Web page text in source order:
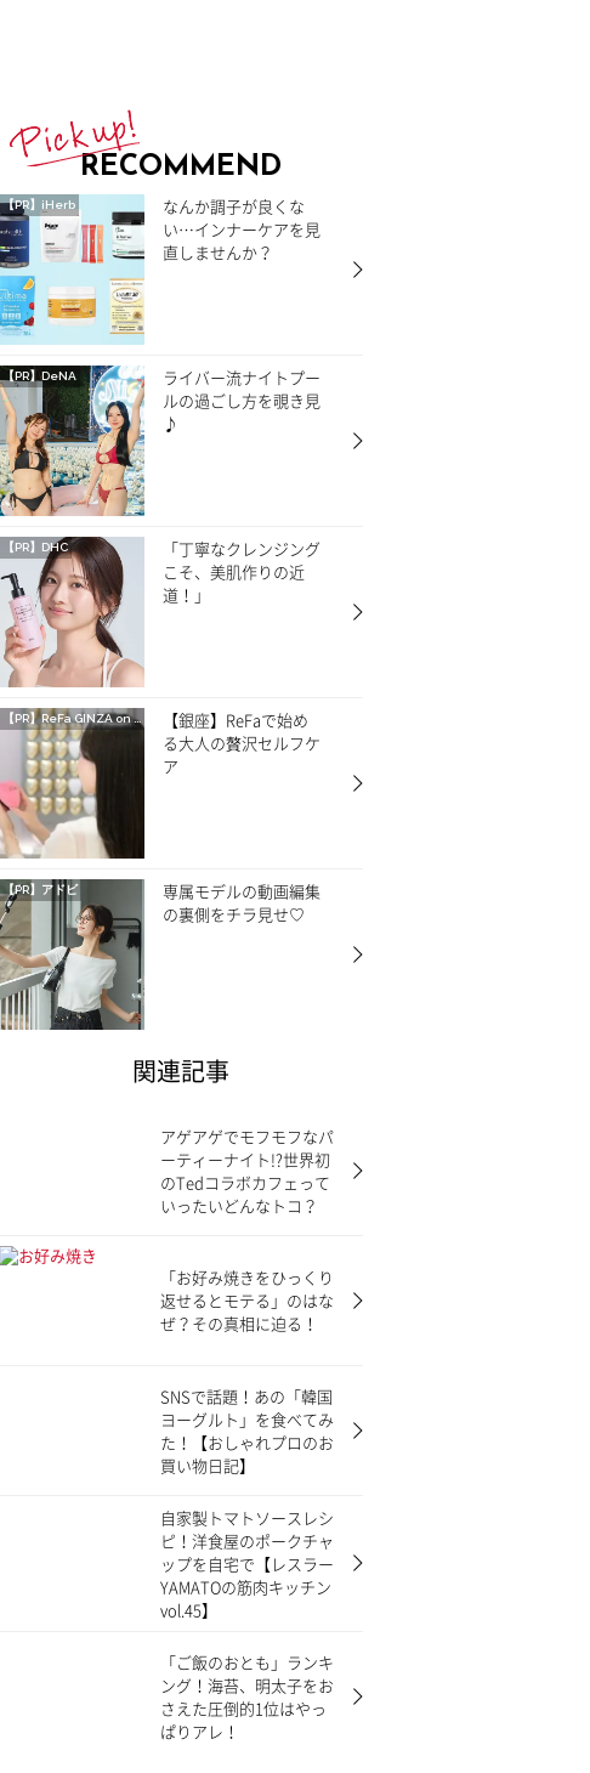
RECOMMEND
【PR】iHerb
なんか調子が良くな
い…インナーケアを見
直しませんか？
【PR】DeNA
ライバー流ナイトプー
ルの過ごし方を覗き見
♪
【PR】DHC
「丁寧なクレンジング
こそ、美肌作りの近
道！」
【PR】ReFa GINZA on CREA
【銀座】ReFaで始め
る大人の贅沢セルフケ
ア
【PR】アドビ
専属モデルの動画編集
の裏側をチラ見せ♡
関連記事
アゲアゲでモフモフなパ
ーティーナイト!?世界初
のTedコラボカフェって
いったいどんなトコ？
「お好み焼きをひっくり
返せるとモテる」のはな
ぜ？その真相に迫る！
SNSで話題！あの「韓国
ヨーグルト」を食べてみ
た！【おしゃれプロのお
買い物日記】
自家製トマトソースレシ
ピ！洋食屋のポークチャ
ップを自宅で【レスラー
YAMATOの筋肉キッチン
vol.45】
「ご飯のおとも」ランキ
ング！海苔、明太子をお
さえた圧倒的1位はやっ
ぱりアレ！